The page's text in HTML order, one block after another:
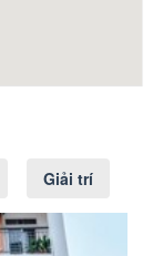
Giải trí